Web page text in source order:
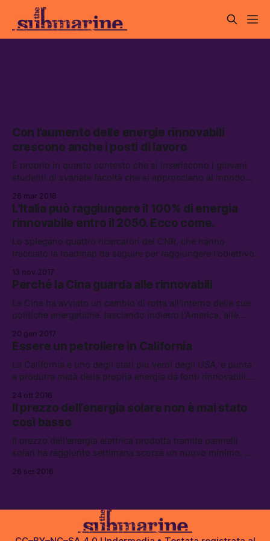
Con l’aumento delle energie rinnovabili
crescono anche i posti di lavoro
È proprio in questo contesto che si inseriscono i giovani
studenti di svariate facoltà che si approcciano al mondo
26 mar 2018
L’Italia può raggiungere il 100% di energia
rinnovabile entro il 2050. Ecco come.
Lo spiegano quattro ricercatori del CNR, che hanno
tracciato la roadmap da seguire per raggiungere l’obiettivo.
13 nov 2017
Perché la Cina guarda alle rinnovabili
La Cina ha avviato un cambio di rotta all’interno delle sue
politiche energetiche, lasciando indietro l’America, alle
20 gen 2017
Essere un petroliere in California
La California è uno degli stati più verdi degli USA, e punta
a produrre metà della propria energia da fonti rinnovabili.
miliardo di dollari nel petrolifero.
24 ott 2016
Il prezzo dell’energia solare non è mai stato
così basso
Il prezzo dell’energia elettrica prodotta tramite pannelli
solari ha raggiunto settimana scorsa un nuovo minimo. Ad
energia solare è stato venduto […]
26 set 2016